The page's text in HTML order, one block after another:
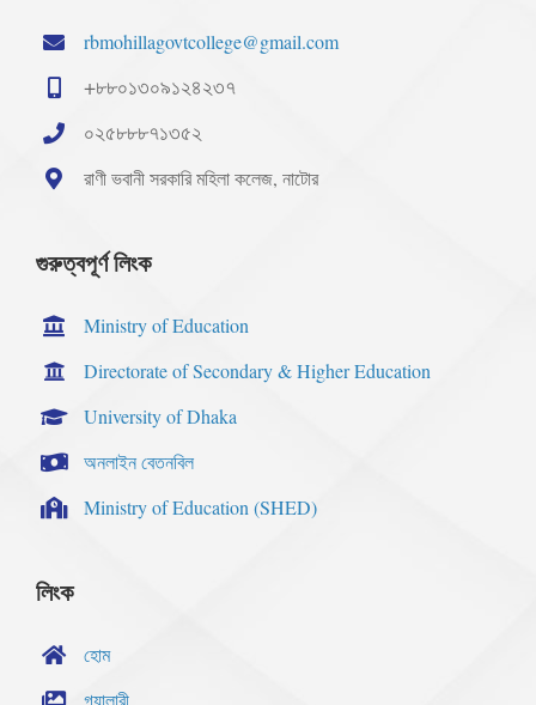
rbmohillagovtcollege@gmail.com
+৮৮০১৩০৯১২৪২৩৭
০২৫৮৮৮৭১৩৫২
রাণী ভবানী সরকারি মহিলা কলেজ, নাটোর
গুরুত্বপূর্ণ লিংক
Ministry of Education
Directorate of Secondary & Higher Education
University of Dhaka
অনলাইন বেতনবিল
Ministry of Education (SHED)
লিংক
হোম